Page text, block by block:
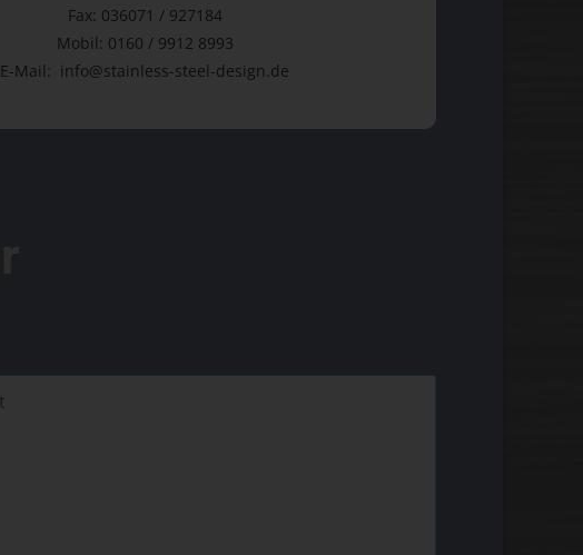
Fax: 036071 / 927184
Mobil: 0160 / 9912 8993
E-Mail: info@stainless-steel-design.de